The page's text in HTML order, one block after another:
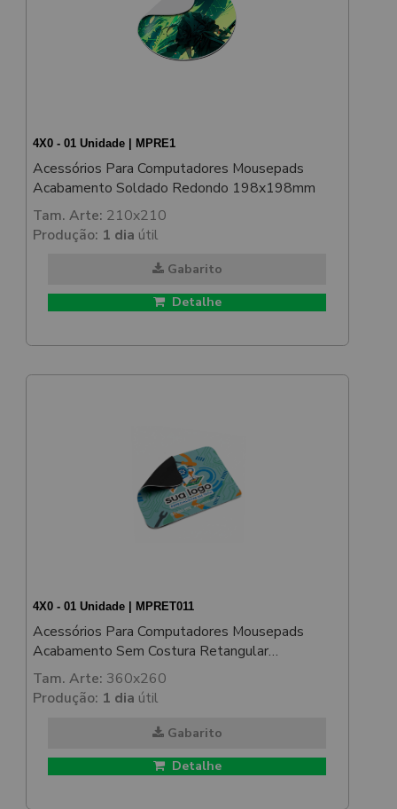
4X0 - 01 Unidade | MPRE1
Acessórios Para Computadores Mousepads
Acabamento Soldado Redondo 198x198mm
Tam. Arte: 210x210
Produção: 1 dia útil
Gabarito
Detalhe
4X0 - 01 Unidade | MPRET011
Acessórios Para Computadores Mousepads
Acabamento Sem Costura Retangular
350x250mm
Tam. Arte: 360x260
Produção: 1 dia útil
Gabarito
Detalhe